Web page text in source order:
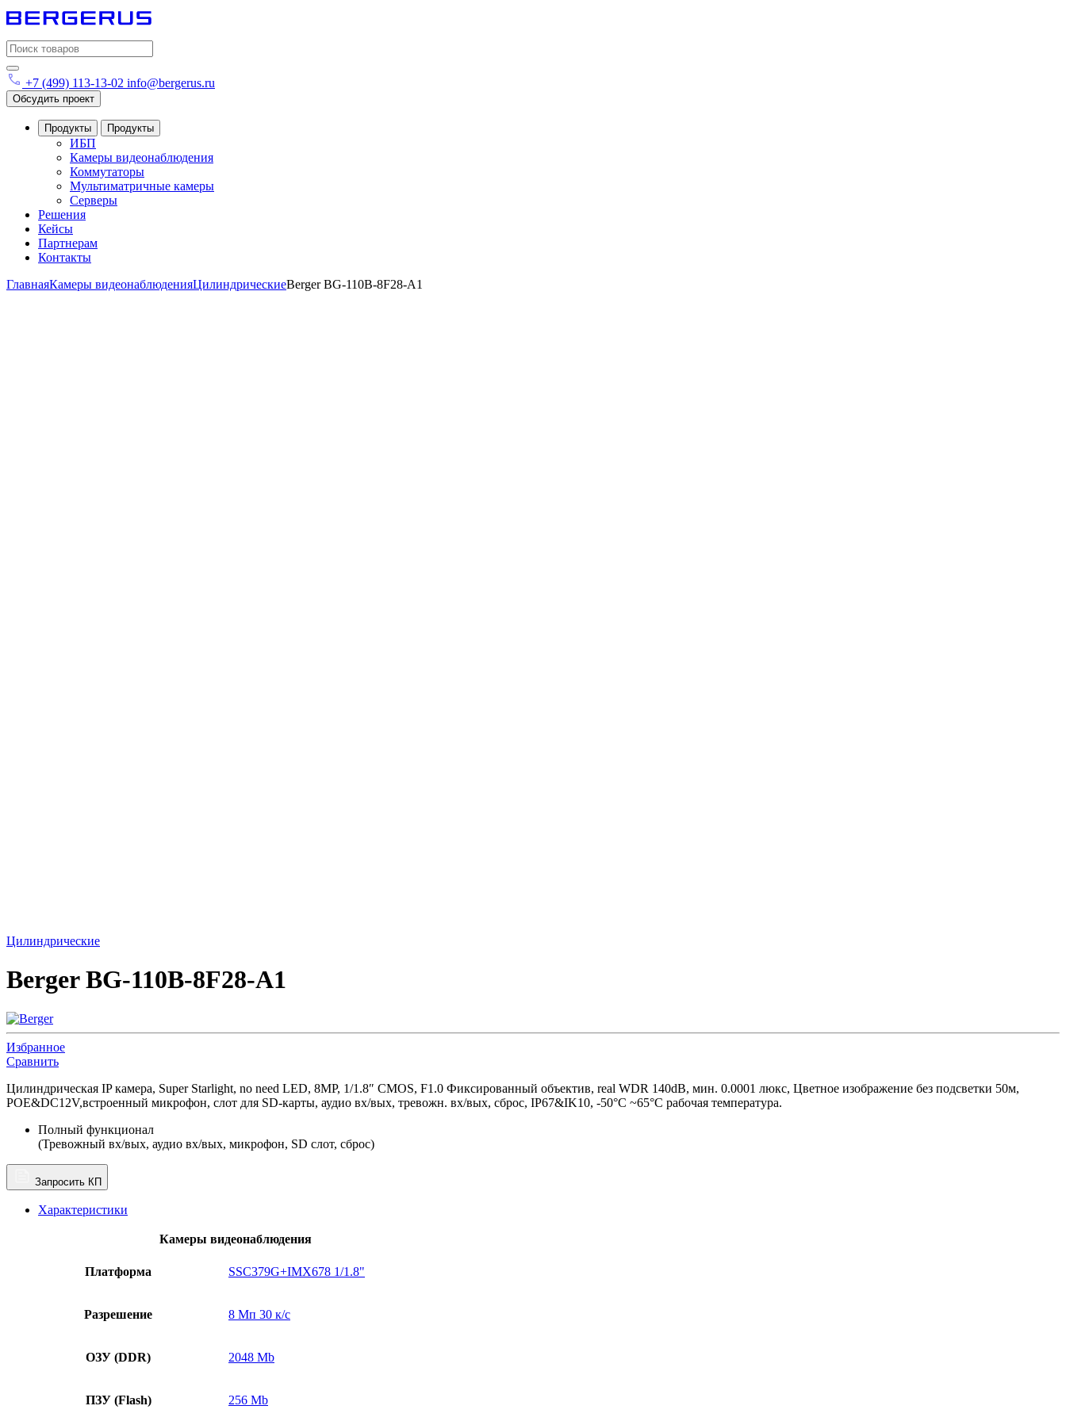
Search
for:
+7 (499) 113-13-02 info@bergerus.ru
Обсудить проект
Продукты Продукты
ИБП
Камеры видеонаблюдения
Коммутаторы
Мультиматричные камеры
Серверы
Решения
Кейсы
Партнерам
Контакты
ГлавнаяКамеры видеонаблюденияЦилиндрическиеBerger BG-110B-8F28-A1
Цилиндрические
Berger BG-110B-8F28-A1
Избранное
Сравнить
Цилиндрическая IP камера, Super Starlight, no need LED, 8MP, 1/1.8″ CMOS, F1.0 Фиксированный объектив, real WDR 140dB, мин. 0.0001 люкс, Цветное изображение без подсветки 50м,
POE&DC12V,встроенный микрофон, слот для SD-карты, аудио вх/вых, тревожн. вх/вых, сброс, IP67&IK10, -50°C ~65°C рабочая температура.
Полный функционал
(Тревожный вх/вых, аудио вх/вых, микрофон, SD слот, сброс)
Запросить КП
Характеристики
Камеры видеонаблюдения
Платформа SSC379G+IMX678 1/1.8"
Разрешение 8 Мп 30 к/с
ОЗУ (DDR) 2048 Mb
ПЗУ (Flash) 256 Mb